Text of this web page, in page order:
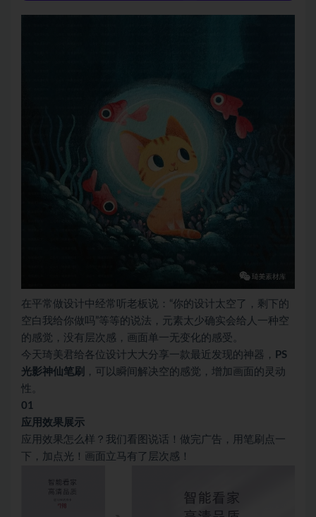
在平常做设计中经常听老板说：“你的设计太空了，剩下的
空白我给你做吗”等等的说法，元素太少确实会给人一种空
的感觉，没有层次感，画面单一无变化的感受。
今天琦美君给各位设计大大分享一款最近发现的神器，
PS
光影神仙笔刷
，可以瞬间解决空的感觉，增加画面的灵动
性。
01
应用效果展示
应用效果怎么样？我们看图说话！做完广告，用笔刷点一
下，加点光！画面立马有了层次感！